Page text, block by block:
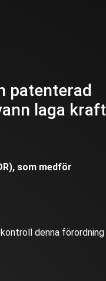
patenterad
laga kraft
som medför
denna förordning